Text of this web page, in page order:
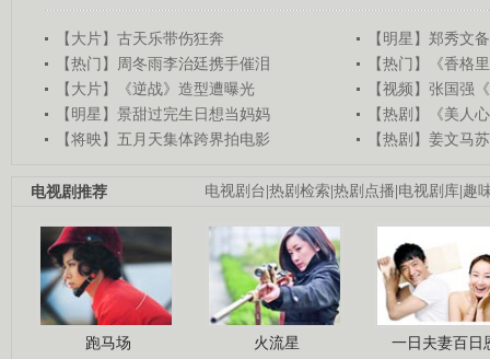
【大片】古天乐带伤狂奔
【明星】郑秀文
【热门】周冬雨李治廷携手催泪
【热门】《香格
【大片】《逆战》造型遭曝光
【视频】张国强
【明星】景甜过完生日想当妈妈
【热剧】《美人
【将映】五月天集体跨界拍电影
【热剧】姜文马
电视剧台|热剧检索|热剧点播|电视剧库|趣
电视剧推荐
跑马场 火流星 一日夫妻百日